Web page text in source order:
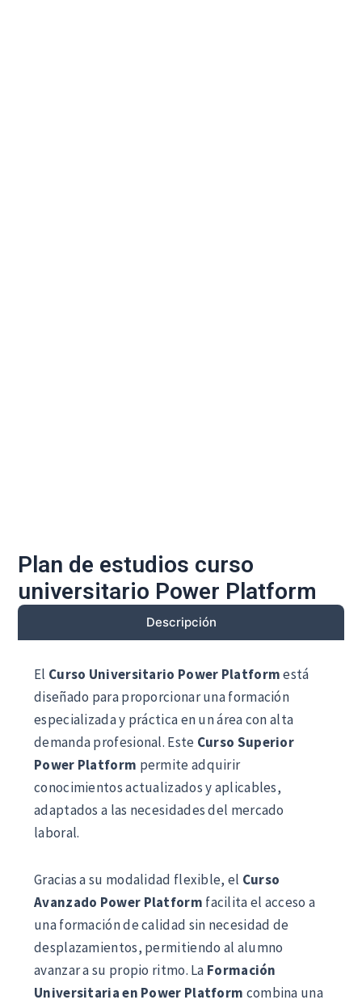
Plan de estudios curso
universitario Power Platform
Descripción
El Curso Universitario Power Platformestá
diseñado para proporcionar una formación
especializada y práctica en un área con alta
demanda profesional. Este Curso Superior
Power Platform permite adquirir
conocimientos actualizados y aplicables,
adaptados a las necesidades del mercado
laboral.
Gracias a su modalidad flexible, el Curso
Avanzado Power Platform facilita el acceso a
una formación de calidad sin necesidad de
desplazamientos, permitiendo al alumno
avanzar a su propio ritmo. La Formación
Universitaria en Power Platform combina una